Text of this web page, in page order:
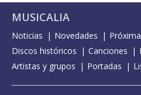
MUSICALIA
Noticias Novedades
Discos históricos
Canciones
Artistas y grupos
Portadas